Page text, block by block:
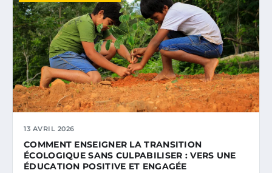
13 AVRIL 2026
COMMENT ENSEIGNER LA TRANSITION
ÉCOLOGIQUE SANS CULPABILISER : VERS UNE
ÉDUCATION POSITIVE ET ENGAGÉE